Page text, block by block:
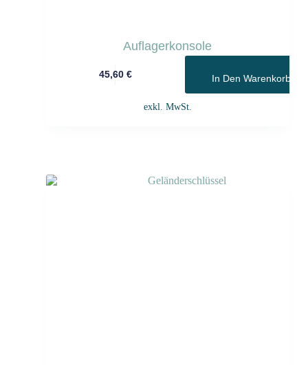
Auflagerkonsole
45,60 € In Den Warenkorb
exkl. MwSt.